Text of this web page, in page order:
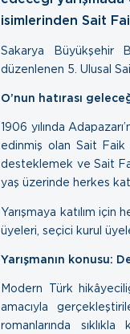
isimlerinden Sait
Sakarya Büyükşehir
düzenlenen 5. Ulusal
O’nun hatırası
1906 yılında
edinmiş olan Sait Faik
desteklemek ve Sait
yaş üzerinde herkes
Yarışmaya katılım için
üyeleri, seçici kurul
Yarışmanın konusu:
Modern Türk
amacıyla
romanlarında